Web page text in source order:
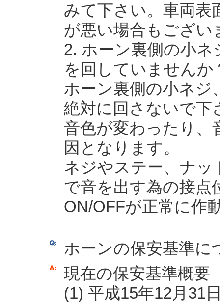
みて下さい。車両表
が悪い場合もござい
2. ホーン裏側の小
を回していませんか
ホーン裏側の小ネジ
絶対に回さないで下
音色が変わったり、
因となります。
ネジやステー、ナ
で音を出す為の接点
ON/OFFが正常に作
ホーンの保安基準に
現在の保安基準概要
(1) 平成15年12月31